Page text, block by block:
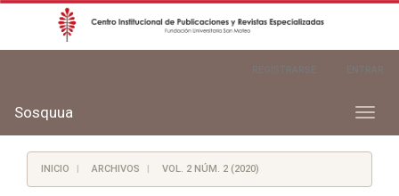
Barra
lateral
Toggle
Sosquua
INICIO ARCHIVOS VOL. 2 NÚM. 2 (2020)